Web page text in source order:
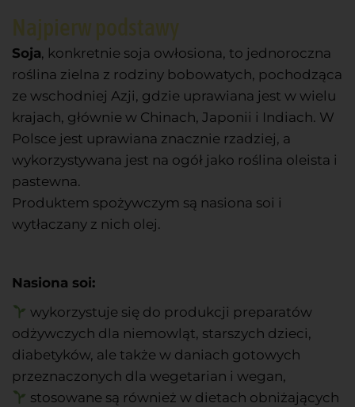
Najpierw podstawy
Soja, konkretnie soja owłosiona, to jednoroczna
roślina zielna z rodziny bobowatych, pochodząca
ze wschodniej Azji, gdzie uprawiana jest w wielu
krajach, głównie w Chinach, Japonii i Indiach. W
Polsce jest uprawiana znacznie rzadziej, a
wykorzystywana jest na ogół jako roślina oleista i
pastewna.
Produktem spożywczym są nasiona soi i
wytłaczany z nich olej.
Nasiona soi:
wykorzystuje się do produkcji preparatów
odżywczych dla niemowląt, starszych dzieci,
diabetyków, ale także w daniach gotowych
przeznaczonych dla wegetarian i wegan,
stosowane są również w dietach obniżających